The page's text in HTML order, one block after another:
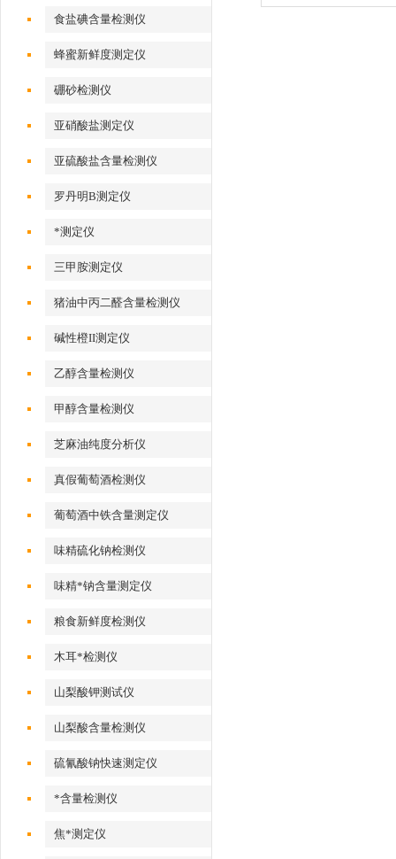
食盐碘含量检测仪
蜂蜜新鲜度测定仪
硼砂检测仪
亚硝酸盐测定仪
亚硫酸盐含量检测仪
罗丹明B测定仪
*测定仪
三甲胺测定仪
猪油中丙二醛含量检测仪
碱性橙II测定仪
乙醇含量检测仪
甲醇含量检测仪
芝麻油纯度分析仪
真假葡萄酒检测仪
葡萄酒中铁含量测定仪
味精硫化钠检测仪
味精*钠含量测定仪
粮食新鲜度检测仪
木耳*检测仪
山梨酸钾测试仪
山梨酸含量检测仪
硫氰酸钠快速测定仪
*含量检测仪
焦*测定仪